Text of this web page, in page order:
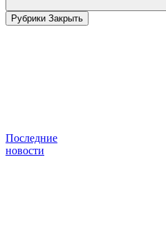
Рубрики Закрыть
Последние
новости